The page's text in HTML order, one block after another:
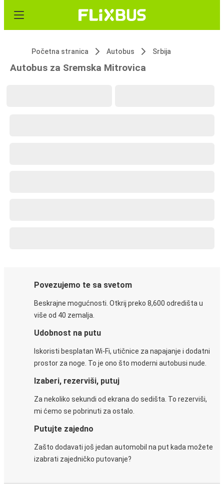
Početna stranica Autobus Srbija
Autobus za Sremska Mitrovica
Povezujemo te sa svetom
Beskrajne mogućnosti. Otkrij preko 8,600 odredišta u
više od 40 zemalja.
Udobnost na putu
Iskoristi besplatan Wi-Fi, utičnice za napajanje i dodatni
prostor za noge. To je ono što moderni autobusi nude.
Izaberi, rezerviši, putuj
Za nekoliko sekundi od ekrana do sedišta. To rezerviši,
mi ćemo se pobrinuti za ostalo.
Putujte zajedno
Zašto dodavati još jedan automobil na put kada možete
izabrati zajedničko putovanje?